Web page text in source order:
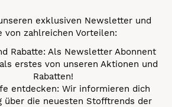
exklusiven Newsletter und
von zahlreichen Vorteilen:
Rabatte: Als Newsletter Abonnent
erstes von unseren Aktionen und
Rabatten!
entdecken: Wir informieren dich
über die neuesten Stofftrends der